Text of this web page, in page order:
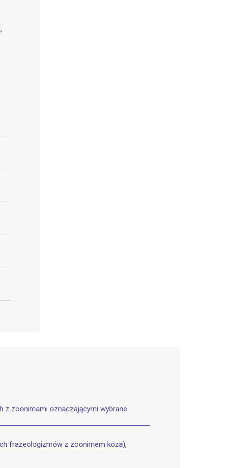
z zoonimami oznaczającymi wybrane
frazeologizmów z zoonimem koza),